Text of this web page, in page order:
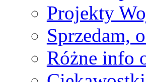
Projekty
Sprzedam,
Różne info